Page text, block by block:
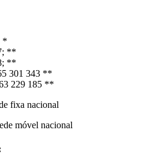
*
**
**
301 343 **
229 185 **
fixa nacional
móvel nacional